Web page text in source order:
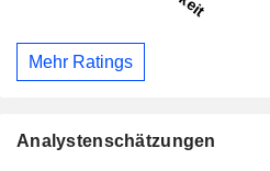
Mehr Ratings
Analystenschätzungen